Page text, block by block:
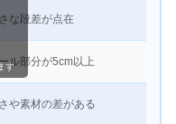
な段差が点在
ル部分が5cm以上
や素材の差がある
す